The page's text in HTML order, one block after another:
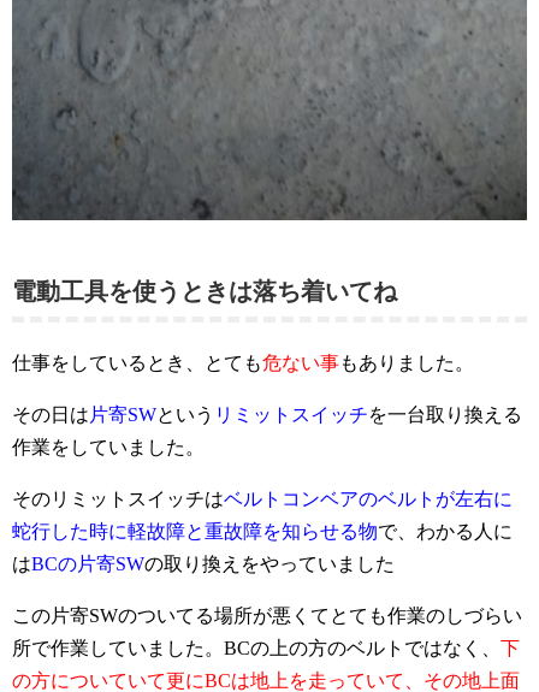
電動工具を使うときは落ち着いてね
仕事をしているとき、とても危ない事もありました。
その日は 片寄SWという リミットスイッチを一台取り換える
作業をしていました。
そのリミットスイッチはベルトコンベアのベルトが左右に
蛇行した時に軽故障と重故障を知らせる物で、わかる人に
はBCの片寄SWの取り換えをやっていました
この片寄SWのついてる場所が悪くてとても作業のしづらい
所で作業していました。BCの上の方のベルトではなく、 下
の方についていて更にBCは地上を走っていて、その地上面